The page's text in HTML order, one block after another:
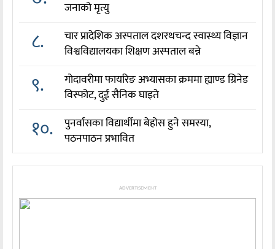
जनाको मृत्यु
८.
चार प्रादेशिक अस्पताल दशरथचन्द स्वास्थ्य विज्ञान
विश्वविद्यालयका शिक्षण अस्पताल बन्ने
९.
गोदावरीमा फायरिङ अभ्यासका क्रममा ह्याण्ड ग्रिनेड
विस्फोट, दुई सैनिक घाइते
१०.
पुनर्वासका विद्यार्थीमा बेहोस हुने समस्या,
पठनपाठन प्रभावित
ADVERTISEMENT